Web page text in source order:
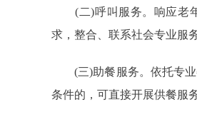
(二)呼叫服务。响应老年
求，整合、联系社会专业服
(三)助餐服务。依托专业
条件的，可直接开展供餐服务